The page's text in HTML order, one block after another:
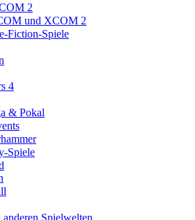
2
und XCOM 2
Fiction-Spiele
4
& Pokal
Spiele
Spielwelten